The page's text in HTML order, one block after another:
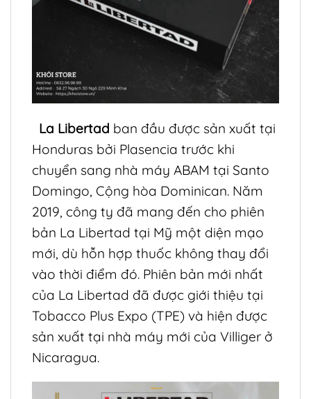
La Libertad ban đầu được sản xuất tại
Honduras bởi Plasencia trước khi
chuyển sang nhà máy ABAM tại Santo
Domingo, Cộng hòa Dominican. Năm
2019, công ty đã mang đến cho phiên
bản La Libertad tại Mỹ một diện mạo
mới, dù hỗn hợp thuốc không thay đổi
vào thời điểm đó. Phiên bản mới nhất
của La Libertad đã được giới thiệu tại
Tobacco Plus Expo (TPE) và hiện được
sản xuất tại nhà máy mới của Villiger ở
Nicaragua.